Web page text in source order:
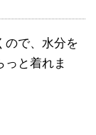
ので、水分を
と着れま